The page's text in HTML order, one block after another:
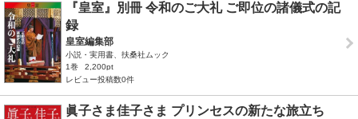
『皇室』別冊 令和のご大礼 ご即位の諸儀式の記
録
皇室編集部
小説・実用書、扶桑社ムック
1巻
2,200pt
レビュー投稿数0件
眞子さま佳子さま プリンセスの新たな旅立ち